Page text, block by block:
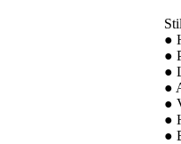
●
●
●
●
●
●
●